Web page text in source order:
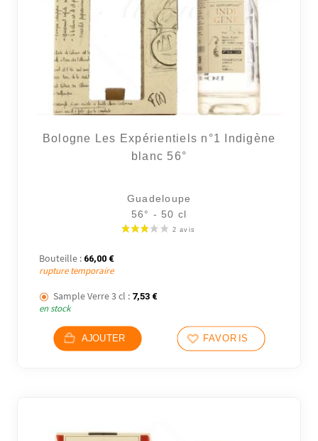
Bologne Les Expérientiels n°1 Indigène
blanc 56°
Guadeloupe
56° - 50 cl
Bouteille : 66,00 €
rupture temporaire
Sample Verre 3 cl : 7,53 €
en stock
AJOUTER FAVORIS